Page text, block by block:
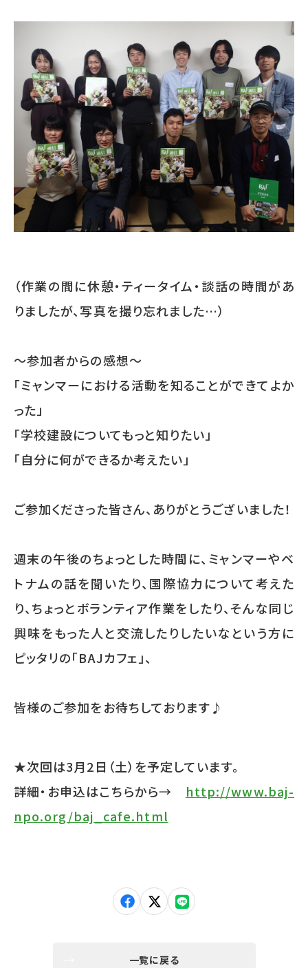
（作業の間に休憩・ティータイム・談話の時間があ
りましたが、写真を撮り忘れました…）
～参加者からの感想～
「ミャンマーにおける活動を知ることができてよか
った」
「学校建設についてもっと知りたい」
「自分に何ができるか考えたい」
ご参加くださった皆さん、ありがとうございました！
週末の午後のちょっとした時間に、ミャンマーやベ
トナムの話を聞いたり、国際協力について考えた
り、ちょっとボランティア作業をしたり、そんな同じ
興味をもった人と交流したりしたいなという方に
ピッタリの「BAJカフェ」、
皆様のご参加をお待ちしております♪
★次回は3月2日（土）を予定しています。
詳細・お申込はこちらから→ http://www.baj-
npo.org/baj_cafe.html
一覧に戻る